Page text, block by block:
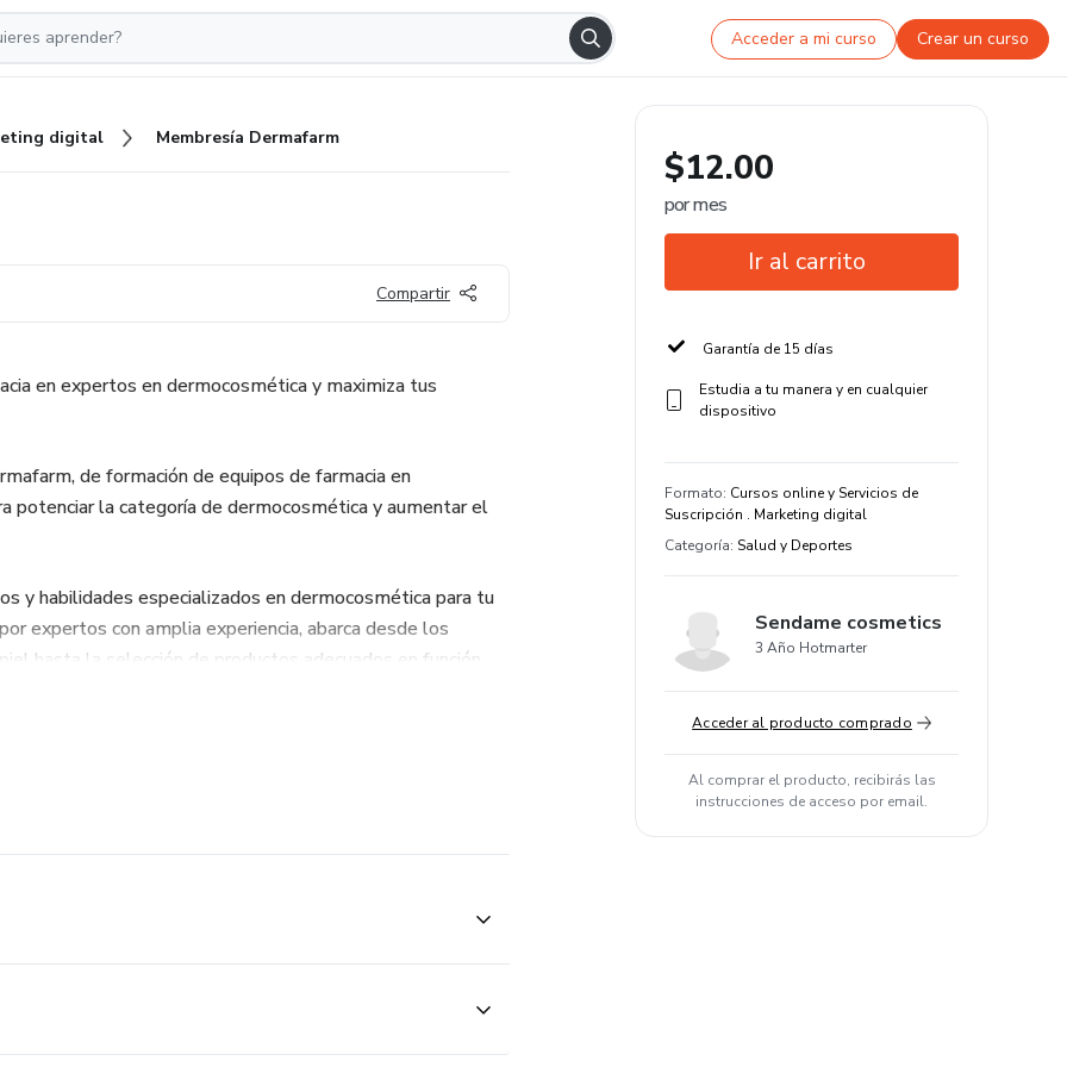
Acceder a mi curso Crear un curso
digital Membresía Dermafarm
Compartir
en expertos en dermocosmética y maximiza tus
de formación de equipos de farmacia en
potenciar la categoría de dermocosmética y aumentar el
y habilidades especializados en dermocosmética para tu
expertos con amplia experiencia, abarca desde los
hasta la selección de productos adecuados en función
horarios y ubicaciones, adaptándonos a tus necesidades.
la creciente demanda de dermocosmética!
$12.00
por mes
Ir al carrito
Garantía de 15 días
Estudia a tu manera y en cualquier
dispositivo
Formato: Cursos online y Servicios de
Suscripción . Marketing digital
Categoría: Salud y Deportes
Sendame cosmetics
3 Año Hotmarter
Acceder al producto comprado
Al comprar el producto, recibirás las
instrucciones de acceso por email.